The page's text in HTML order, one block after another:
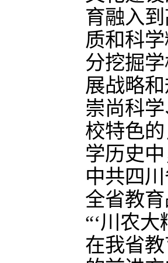
育融入
质和科
分挖掘
展战略
崇尚科
校特色
学历史
中共四
全省教
“‘川农
在我省